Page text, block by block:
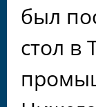
был
стол в